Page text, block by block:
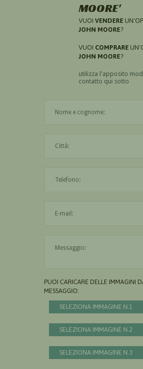
MOORE'
VUOI VENDERE
JOHN MOORE?
VUOI COMPRARE
JOHN MOORE?
utilizza l'apposito
contatto qui sotto
PUOI CARICARE DELLE IMMAGINI
MESSAGGIO:
SELEZIONA IMMAGINE N.1
SELEZIONA IMMAGINE N.2
SELEZIONA IMMAGINE N.3